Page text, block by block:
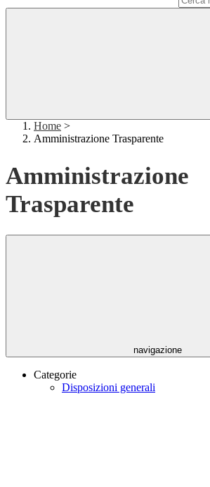
Home >
Amministrazione Trasparente
Amministrazione
Trasparente
navigazione
Categorie
Disposizioni generali